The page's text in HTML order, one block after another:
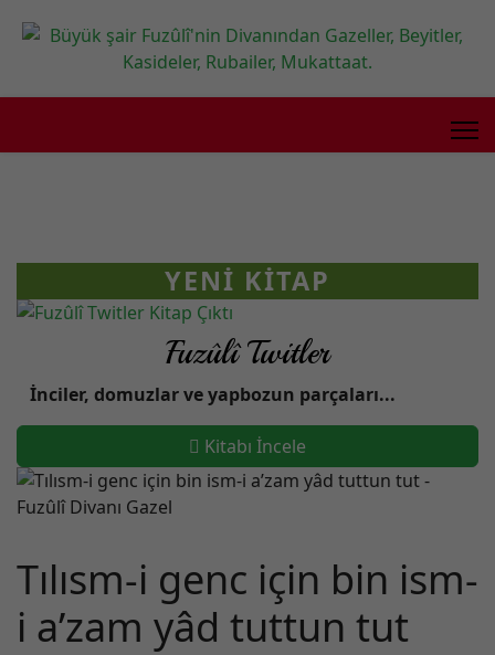
YENI KITAP
Fuzûlî Twitler
İnciler, domuzlar ve yapbozun parçaları...
Kitabı İncele
Tılısm-i genc için bin ism-
i a’zam yâd tuttun tut